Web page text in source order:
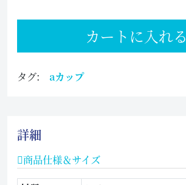
カートに入れる
タグ: aカップ
詳細
商品仕様＆サイズ